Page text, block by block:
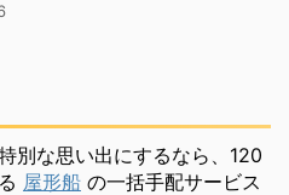
別な思い出にするなら、120
屋形船 の一括手配サービス